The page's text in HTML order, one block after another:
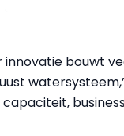
bouwt